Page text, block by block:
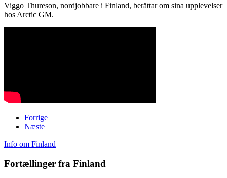
Viggo Thureson, nordjobbare i Finland, berättar om sina upplevelser
hos Arctic GM.
Forrige
Næste
Info om Finland
Fortællinger fra Finland